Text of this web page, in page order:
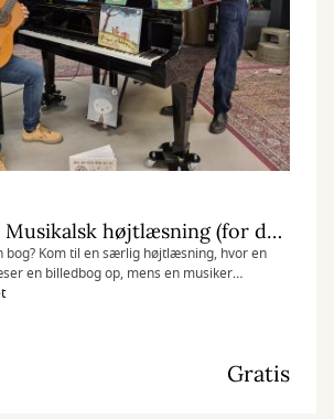
Lyt med lyd: Musikalsk højtlæsning (for de 3-6-årige)
bog? Kom til en særlig højtlæsning, hvor en
en billedbog op, mens en musiker
oplæsningen.
Gratis